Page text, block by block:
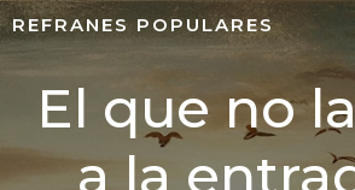
REFRANES POPULARES
El que no
a la